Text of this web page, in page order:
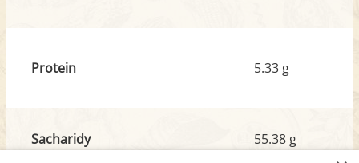
Protein 5.33 g
Sacharidy
55.38 g